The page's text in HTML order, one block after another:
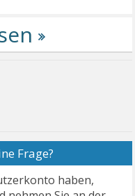
Frage?
haben,